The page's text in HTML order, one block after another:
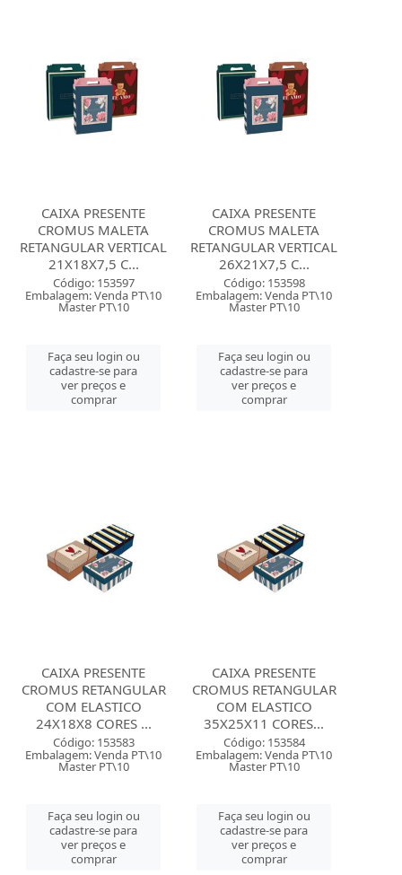
CAIXA PRESENTE
CROMUS MALETA
RETANGULAR VERTICAL
21X18X7,5 C...
Código: 153597
Embalagem: Venda PT\10
Master PT\10
Faça seu login ou
cadastre-se para
ver preços e
comprar
CAIXA PRESENTE
CROMUS MALETA
RETANGULAR VERTICAL
26X21X7,5 C...
Código: 153598
Embalagem: Venda PT\10
Master PT\10
Faça seu login ou
cadastre-se para
ver preços e
comprar
CAIXA PRESENTE
CROMUS RETANGULAR
COM ELASTICO
24X18X8 CORES ...
Código: 153583
Embalagem: Venda PT\10
Master PT\10
Faça seu login ou
cadastre-se para
ver preços e
comprar
CAIXA PRESENTE
CROMUS RETANGULAR
COM ELASTICO
35X25X11 CORES...
Código: 153584
Embalagem: Venda PT\10
Master PT\10
Faça seu login ou
cadastre-se para
ver preços e
comprar